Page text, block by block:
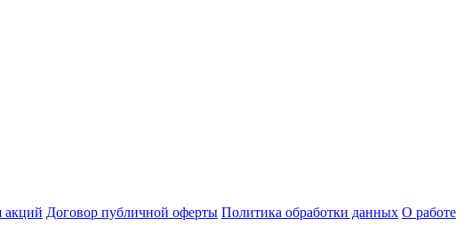
акций Договор публичной оферты Политика обработки данных О работе